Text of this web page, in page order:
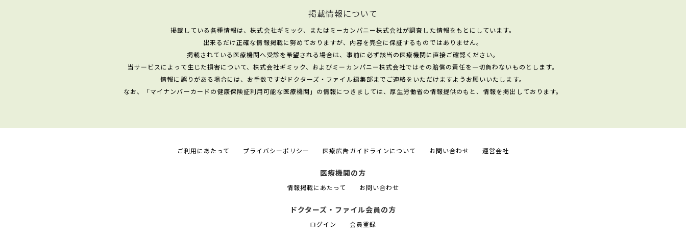
掲載情報について
掲載している各種情報は、株式会社ギミック、またはミーカンパニー株式会社が調査した情報をもとにしています。
出来るだけ正確な情報掲載に努めておりますが、内容を完全に保証するものではありません。
掲載されている医療機関へ受診を希望される場合は、事前に必ず該当の医療機関に直接ご確認ください。
当サービスによって生じた損害について、株式会社ギミック、およびミーカンパニー株式会社ではその賠償の責任を一切負わないものとします。
情報に誤りがある場合には、お手数ですがドクターズ・ファイル編集部までご連絡をいただけますようお願いいたします。
なお、「マイナンバーカードの健康保険証利用可能な医療機関」の情報につきましては、厚生労働省の情報提供のもと、情報を掲出しております。
ご利用にあたって プライバシーポリシー 医療広告ガイドラインについて お問い合わせ 運営会社
医療機関の方
情報掲載にあたって お問い合わせ
ドクターズ・ファイル会員の方
ログイン 会員登録